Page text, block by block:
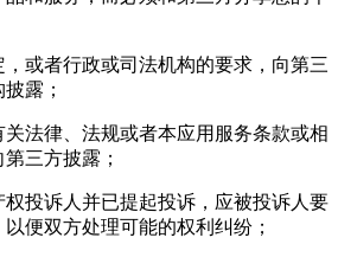
或者行政或司法机构的要求，向第三
露；
法律、法规或者本应用服务条款或相
三方披露；
权投诉人并已提起投诉，应被投诉人要
便双方处理可能的权利纠纷；